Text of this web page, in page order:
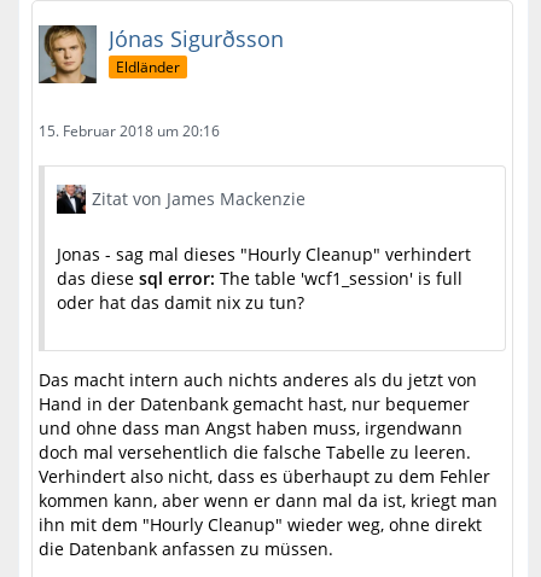
Jónas Sigurðsson
Eldländer
15. Februar 2018 um 20:16
Zitat von James Mackenzie
Jonas - sag mal dieses "Hourly Cleanup" verhindert
das diese sql error: The table 'wcf1_session' is full
oder hat das damit nix zu tun?
Das macht intern auch nichts anderes als du jetzt von
Hand in der Datenbank gemacht hast, nur bequemer
und ohne dass man Angst haben muss, irgendwann
doch mal versehentlich die falsche Tabelle zu leeren.
Verhindert also nicht, dass es überhaupt zu dem Fehler
kommen kann, aber wenn er dann mal da ist, kriegt man
ihn mit dem "Hourly Cleanup" wieder weg, ohne direkt
die Datenbank anfassen zu müssen.